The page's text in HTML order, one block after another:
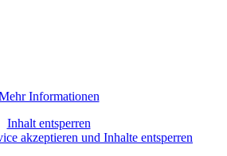
Informationen
Inhalt entsperren
akzeptieren und Inhalte entsperren